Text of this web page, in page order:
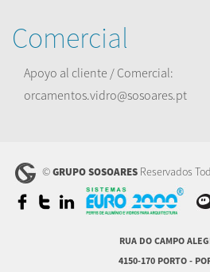
Comercial
Apoyo al cliente / Comercial:
orcamentos.vidro@sosoares.pt
©GRUPO SOSOARES Reservados
RUA DO CAMPO
4150-170 PORTO -